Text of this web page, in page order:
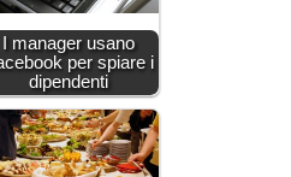
I manager usano
per spiare i
dipendenti